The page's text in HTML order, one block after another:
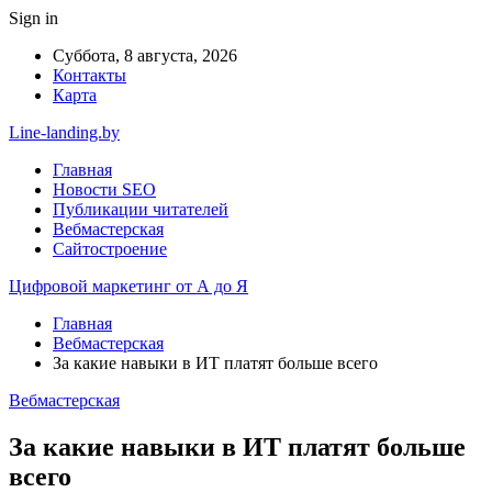
Sign in
Суббота, 8 августа, 2026
Контакты
Карта
Line-landing.by
Главная
Новости SEO
Публикации читателей
Вебмастерская
Сайтостроение
Цифровой маркетинг от А до Я
Главная
Вебмастерская
За какие навыки в ИТ платят больше всего
Вебмастерская
За какие навыки в ИТ платят больше
всего